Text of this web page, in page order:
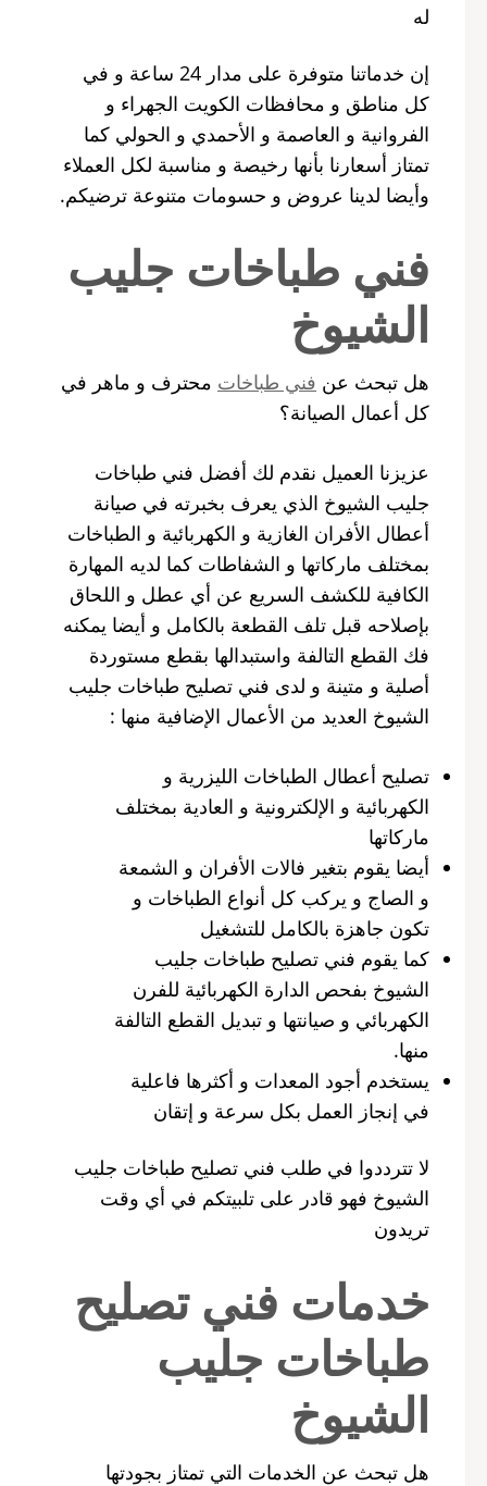
له
إن خدماتنا متوفرة على مدار 24 ساعة و في
كل مناطق و محافظات الكويت الجهراء و
الفروانية و العاصمة و الأحمدي و الحولي كما
تمتاز أسعارنا بأنها رخيصة و مناسبة لكل العملاء
وأيضا لدينا عروض و حسومات متنوعة ترضيكم.
فني طباخات جليب
الشيوخ
هل تبحث عن فني طباخات محترف و ماهر في
كل أعمال الصيانة؟
عزيزنا العميل نقدم لك أفضل فني طباخات
جليب الشيوخ الذي يعرف بخبرته في صيانة
أعطال الأفران الغازية و الكهربائية و الطباخات
بمختلف ماركاتها و الشفاطات كما لديه المهارة
الكافية للكشف السريع عن أي عطل و اللحاق
بإصلاحه قبل تلف القطعة بالكامل و أيضا يمكنه
فك القطع التالفة واستبدالها بقطع مستوردة
أصلية و متينة و لدى فني تصليح طباخات جليب
الشيوخ العديد من الأعمال الإضافية منها :
تصليح أعطال الطباخات الليزرية و
الكهربائية و الإلكترونية و العادية بمختلف
ماركاتها
أيضا يقوم بتغير فالات الأفران و الشمعة
و الصاج و يركب كل أنواع الطباخات و
تكون جاهزة بالكامل للتشغيل
كما يقوم فني تصليح طباخات جليب
الشيوخ بفحص الدارة الكهربائية للفرن
الكهربائي و صيانتها و تبديل القطع التالفة
منها.
يستخدم أجود المعدات و أكثرها فاعلية
في إنجاز العمل بكل سرعة و إتقان
لا تترددوا في طلب فني تصليح طباخات جليب
الشيوخ فهو قادر على تلبيتكم في أي وقت
تريدون
خدمات فني تصليح
طباخات جليب
الشيوخ
هل تبحث عن الخدمات التي تمتاز بجودتها